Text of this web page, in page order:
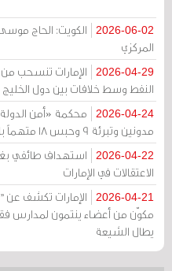
2026-06-02
الكويت: الحاج
المركزي
2026-04-29
الإمارات تنسحب
النفط وسط خلافات بين دول الخليج
2026-04-24
مدونين وتبرئة 9 وحبس 18 متهماً بالتعاطف مع إيران
2026-04-22
استهداف طائفي
الاعتقالات في الإمارات
2026-04-21
الإمارات تكشف عن
مكوّن من أعضاء ينتمون لمدارس
يطال الشيعة